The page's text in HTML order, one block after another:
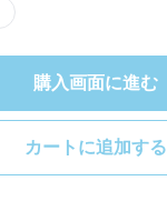
購入画面に進む
カートに追加する